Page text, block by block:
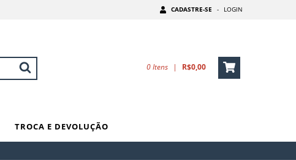
CADASTRE-SE - LOGIN
0Itens | R$0,00
TROCA E DEVOLUÇÃO